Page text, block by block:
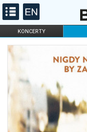
KONCERTY
FILHARMONIA